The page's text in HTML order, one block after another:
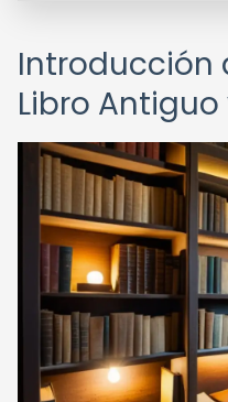
Introducción
Libro